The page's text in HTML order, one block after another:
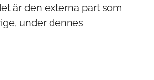
är den externa part som
under dennes